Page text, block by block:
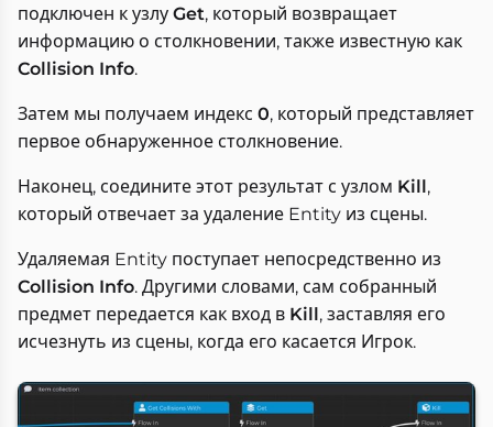
подключен к узлу Get, который возвращает
информацию о столкновении, также известную как
Collision Info.
Затем мы получаем индекс 0, который представляет
первое обнаруженное столкновение.
Наконец, соедините этот результат с узлом Kill,
который отвечает за удаление Entity из сцены.
Удаляемая Entity поступает непосредственно из
Collision Info. Другими словами, сам собранный
предмет передается как вход в Kill, заставляя его
исчезнуть из сцены, когда его касается Игрок.